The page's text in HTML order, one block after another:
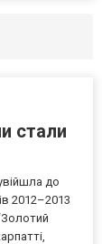
стали
до
2012–2013